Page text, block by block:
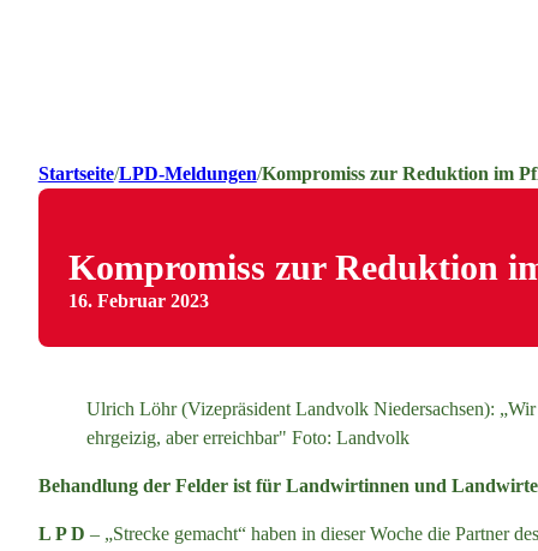
Startseite/LPD-Meldungen/Kompromiss zur Reduktion im
Kompromiss zur Reduktion
16. Februar 2023
Ulrich Löhr (Vizepräsident Landvolk Niedersachsen):
ehrgeizig, aber erreichbar" Foto: Landvolk
Behandlung der Felder ist für Landwirtinnen und Landwirte
L P D – „Strecke gemacht“ haben in dieser Woche die Partner